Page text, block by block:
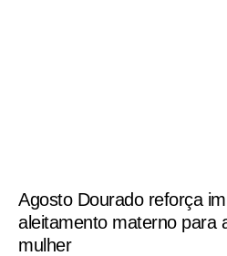
Agosto Dourado reforça
aleitamento materno para
mulher